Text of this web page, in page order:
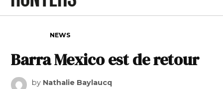
NEWS
Barra Mexico est de retour
by Nathalie Baylaucq